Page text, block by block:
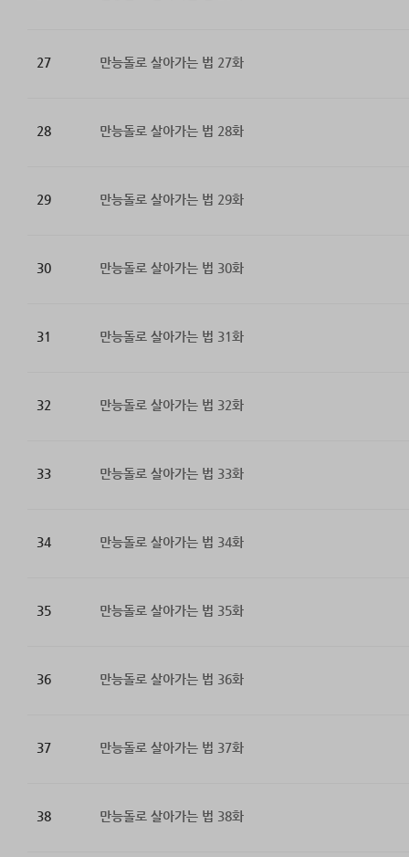
27 만능돌로 살아가는 법 27화
28 만능돌로 살아가는 법 28화
29 만능돌로 살아가는 법 29화
30 만능돌로 살아가는 법 30화
31 만능돌로 살아가는 법 31화
32 만능돌로 살아가는 법 32화
33 만능돌로 살아가는 법 33화
34 만능돌로 살아가는 법 34화
35 만능돌로 살아가는 법 35화
36 만능돌로 살아가는 법 36화
37 만능돌로 살아가는 법 37화
38 만능돌로 살아가는 법 38화